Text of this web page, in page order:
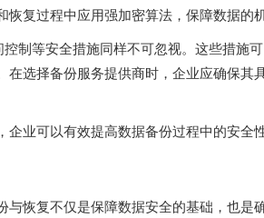
复过程中应用强加密算法，保障数据的机
制等安全措施同样不可忽视。这些措施
选择备份服务提供商时，企业应确保其
业可以有效提高数据备份过程中的安全
恢复不仅是保障数据安全的基础，也是